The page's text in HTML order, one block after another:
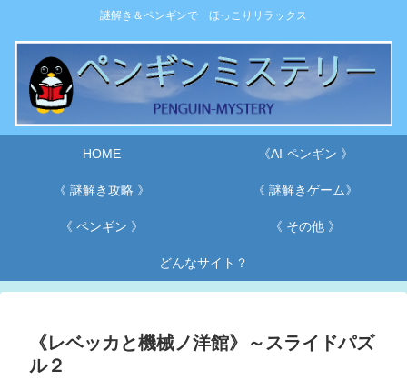
謎解き＆ペンギンで ほっこりリラックス
HOME 《AI ペンギン 》
《 謎解き攻略 》 《 謎解きゲーム》
《 ペンギン 》 《 その他 》
どんなサイト？
《レベッカと機械ノ洋館》～スライドパズ
ル２